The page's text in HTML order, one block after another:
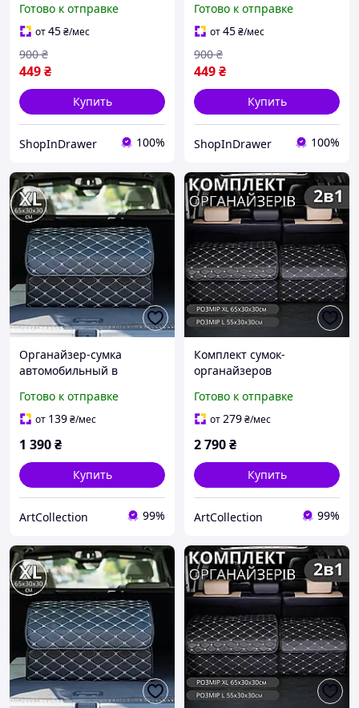
органайзер в багажник
для вещей
универсальный
Готово к отправке
от45₴/мес
449₴
900 ₴
Купить
ShopInDrawer 100%
органайзер в багажник
для вещей
Готово к отправке
от45₴/мес
449₴
900 ₴
Купить
ShopInDrawer 100%
Органайзер-сумка
автомобильный в
саквояж ящик для
хранения акссесуаров в
Готово к отправке
от 139₴/мес
1 390₴
Купить
ArtСollection 99%
Комплект сумок-
органайзеров
багажник машины
саквояж ящик для
авто размер XL+L
Готово к отправке
от279₴/мес
2 790₴
Купить
ArtСollection 99%